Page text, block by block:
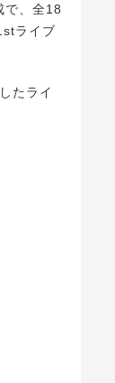
、全18
ライブ
たライ